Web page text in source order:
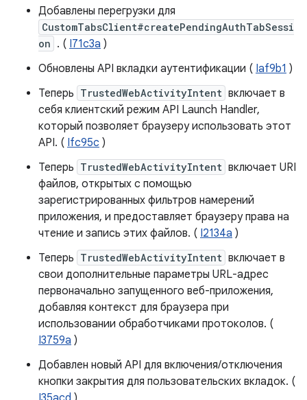
Добавлены перегрузки для
CustomTabsClient#createPendingAuthTabSessi
on . ( I71c3a )
Обновлены API вкладки аутентификации ( Iaf9b1 )
Теперь TrustedWebActivityIntent включает в
себя клиентский режим API Launch Handler,
который позволяет браузеру использовать этот
API. ( Ifc95c )
Теперь TrustedWebActivityIntent включает URI
файлов, открытых с помощью
зарегистрированных фильтров намерений
приложения, и предоставляет браузеру права на
чтение и запись этих файлов. ( I2134a )
Теперь TrustedWebActivityIntent включает в
свои дополнительные параметры URL-адрес
первоначально запущенного веб-приложения,
добавляя контекст для браузера при
использовании обработчиками протоколов. (
I3759a )
Добавлен новый API для включения/отключения
кнопки закрытия для пользовательских вкладок. (